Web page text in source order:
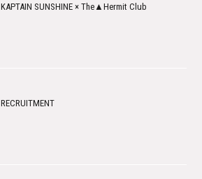
KAPTAIN SUNSHINE × The▲Hermit Club
RECRUITMENT